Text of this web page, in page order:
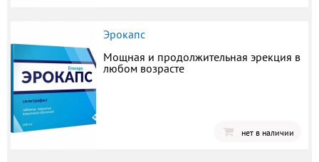
Эрокапс
Мощная и продолжительная эрекция в
любом возрасте
нет в наличии